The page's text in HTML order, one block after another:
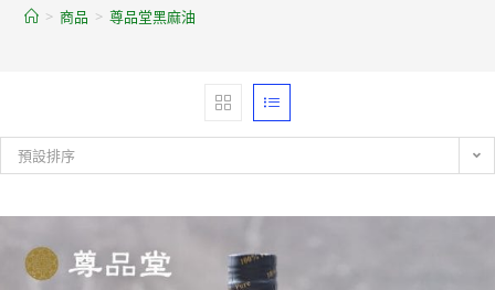
> 商品 > 尊品堂黑麻油
預設排序